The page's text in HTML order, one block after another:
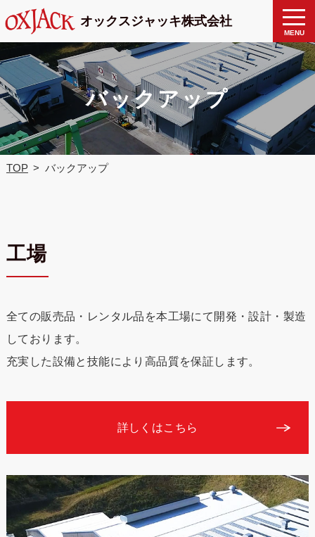
オックスジャッキ株式会社
toggle
MENU
製品検
索
バックアップ
TOP バックアップ
工場
全ての販売品・レンタル品を本工場にて開発・設計・製造
しております。
充実した設備と技能により高品質を保証します。
詳しくはこちら